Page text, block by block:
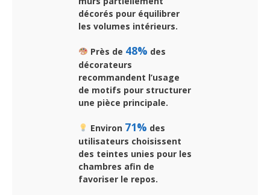
décorés pour équilibrer
les volumes intérieurs.
Près de 48% des
décorateurs
recommandent l’usage
de motifs pour structurer
une pièce principale.
Environ 71% des
utilisateurs choisissent
des teintes unies pour les
chambres afin de
favoriser le repos.